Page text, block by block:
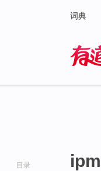
词典
目录